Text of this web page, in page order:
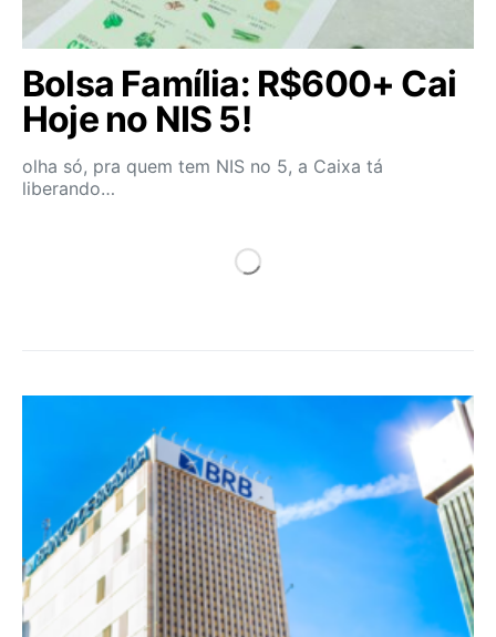
Bolsa Família: R$600+ Cai
Hoje no NIS 5!
olha só, pra quem tem NIS no 5, a Caixa tá
liberando…